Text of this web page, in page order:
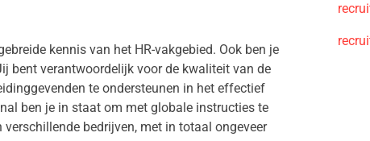
kennis van het HR-vakgebied. Ook ben je
bent verantwoordelijk voor de kwaliteit van de
te ondersteunen in het effectief
ben je in staat om met globale instructies te
bedrijven, met in totaal ongeveer